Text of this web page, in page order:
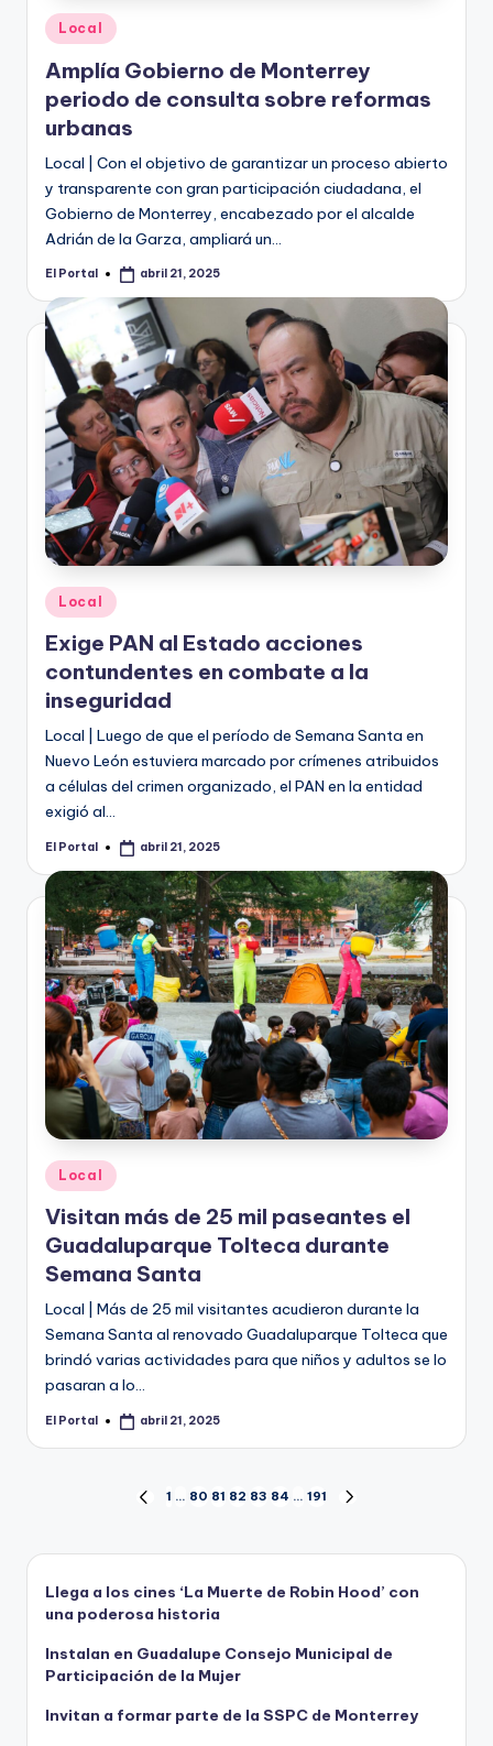
Publicado
en
Local
Amplía Gobierno de Monterrey
periodo de consulta sobre reformas
urbanas
Local | Con el objetivo de garantizar un proceso abierto
y transparente con gran participación ciudadana, el
Gobierno de Monterrey, encabezado por el alcalde
Adrián de la Garza, ampliará un…
Publicado
El Portal abril 21, 2025
Publicado
en
Local
Exige PAN al Estado acciones
contundentes en combate a la
inseguridad
Local | Luego de que el período de Semana Santa en
Nuevo León estuviera marcado por crímenes atribuidos
a células del crimen organizado, el PAN en la entidad
exigió al…
Publicado
El Portal abril 21, 2025
Publicado
en
Local
Visitan más de 25 mil paseantes el
Guadaluparque Tolteca durante
Semana Santa
Local | Más de 25 mil visitantes acudieron durante la
Semana Santa al renovado Guadaluparque Tolteca que
brindó varias actividades para que niños y adultos se lo
pasaran a lo…
Publicado
El Portal abril 21, 2025
Paginación
de
entradas
PÁGINA
1 … 80 81 82 83 84 … 191
Llega a los cines ‘La Muerte de Robin Hood’ con
una poderosa historia
Instalan en Guadalupe Consejo Municipal de
Participación de la Mujer
Invitan a formar parte de la SSPC de Monterrey